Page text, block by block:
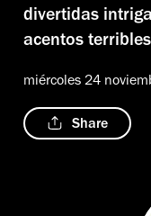
divertidas
acentos terribles
miércoles 24
Share